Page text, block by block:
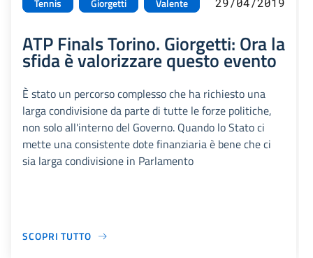
Tennis Giorgetti Valente
ATP Finals Torino. Giorgetti: Ora la
sfida è valorizzare questo evento
È stato un percorso complesso che ha richiesto una
larga condivisione da parte di tutte le forze politiche,
non solo all'interno del Governo. Quando lo Stato ci
mette una consistente dote finanziaria è bene che ci
sia larga condivisione in Parlamento
SCOPRI TUTTO